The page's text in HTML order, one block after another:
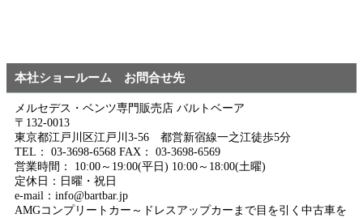
本社ショールーム お問合せ先
メルセデス・ベンツ専門販売店 バルトベーア
〒132-0013
東京都江戸川区江戸川3-56 都営新宿線一之江徒歩5分
TEL： 03-3698-6568 FAX： 03-3698-6569
営業時間： 10:00～19:00(平日) 10:00～18:00(土曜)
定休日：日曜・祝日
e-mail：info@bartbar.jp
AMGコンプリートカー～ドレスアップカーまで目を引く中古車を